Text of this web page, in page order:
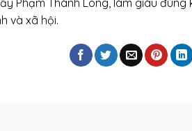
Phạm Thành Long, làm giàu
và xã hội.